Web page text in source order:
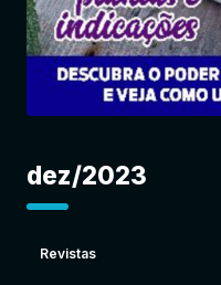
dez/2023
Revistas